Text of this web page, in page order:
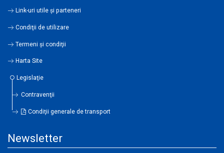
Link-uri utile şi parteneri
Condiţii de utilizare
Termeni şi condiţii
Harta Site
Legislaţie
Contravenţii
Condiţii generale de transport
Newsletter